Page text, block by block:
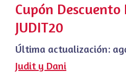
Cupón Descuento
JUDIT20
Última actualización:
Judit y Dani